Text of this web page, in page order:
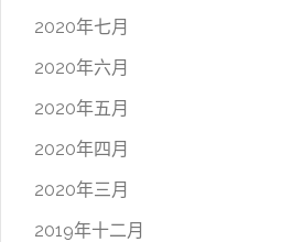
2020年七月
2020年六月
2020年五月
2020年四月
2020年三月
2019年十二月